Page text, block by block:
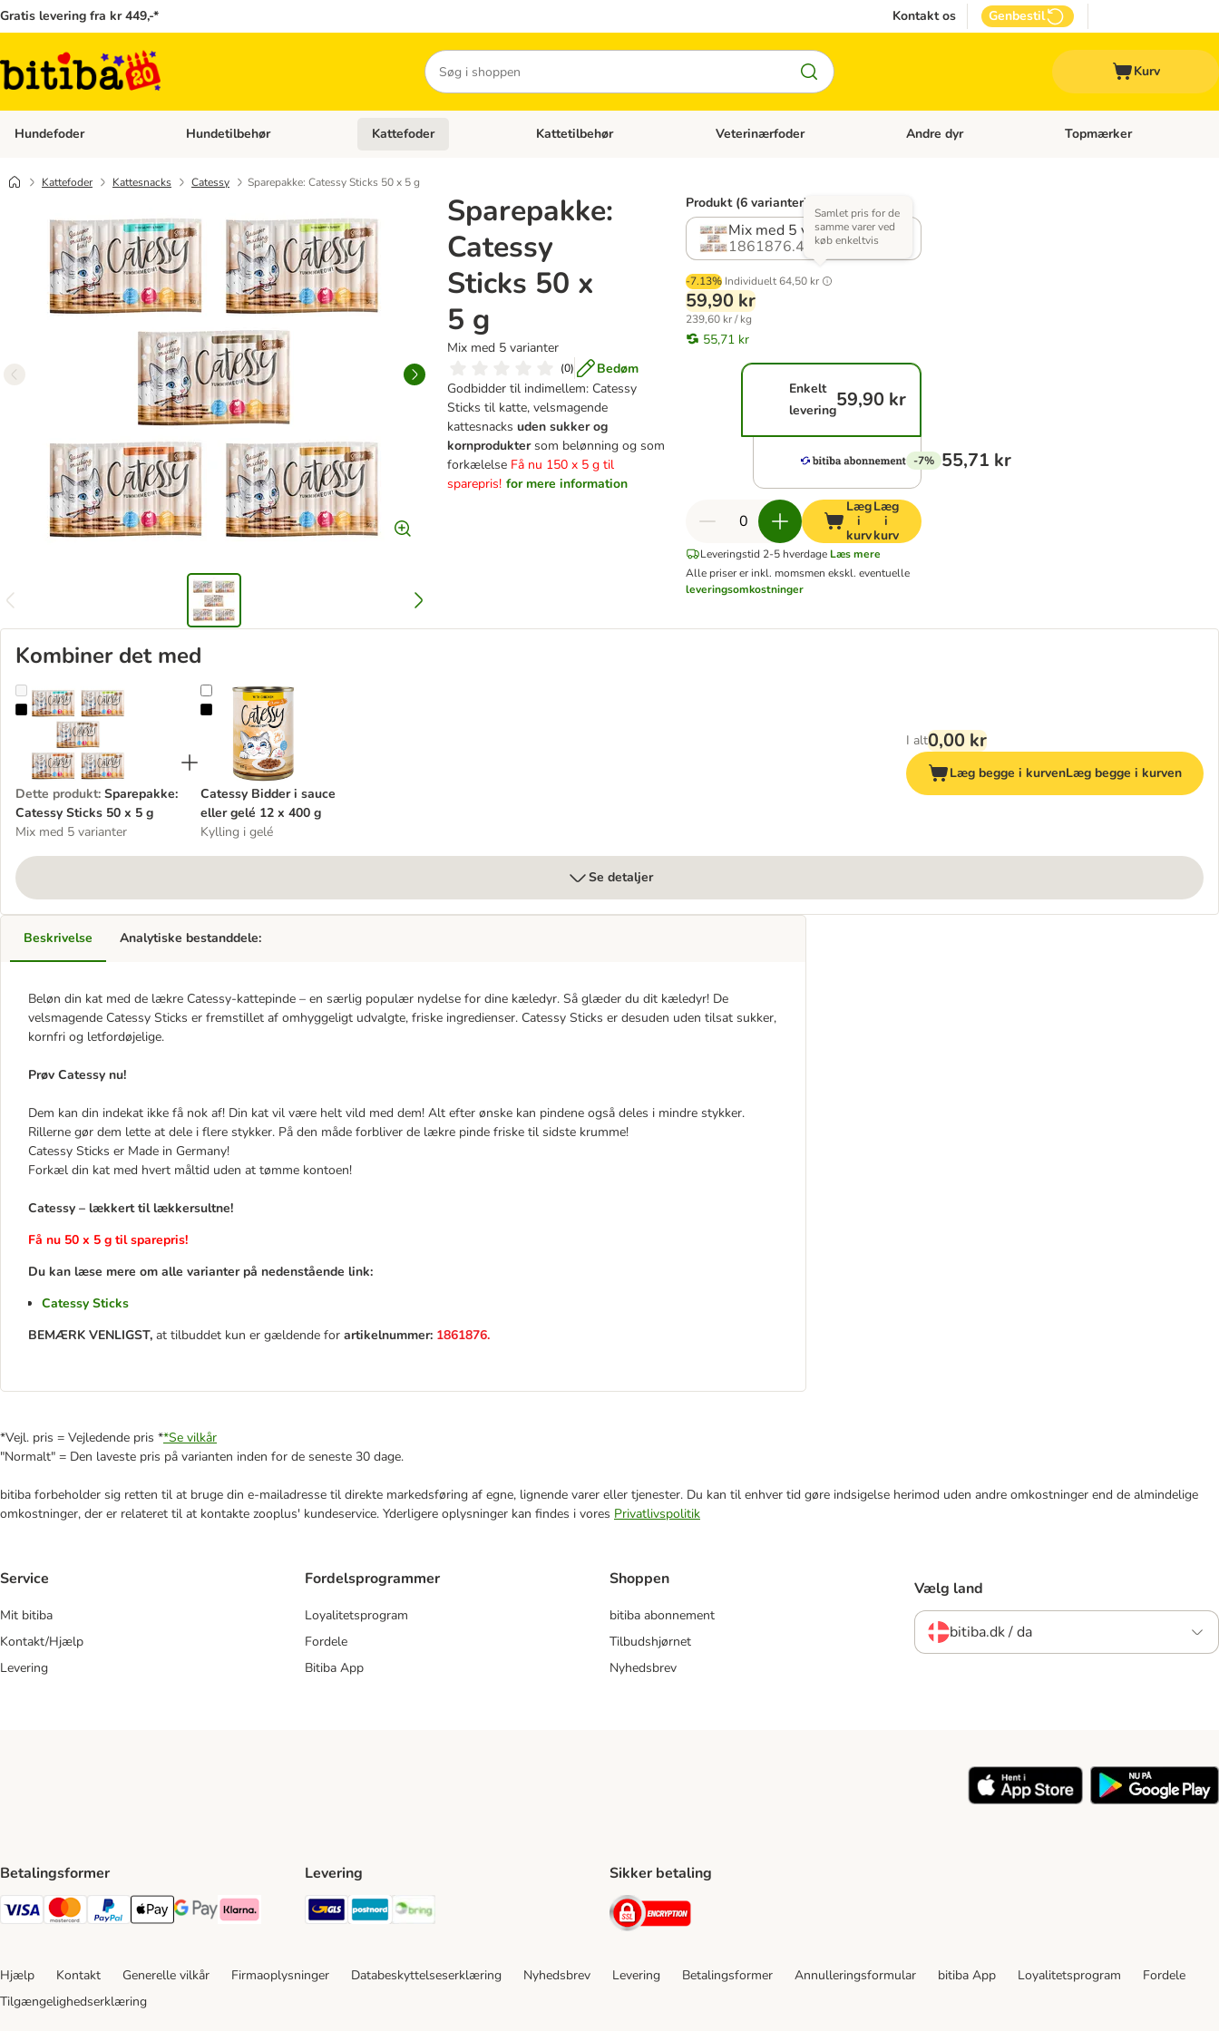
Gratis levering fra kr 449,-* Kontakt os Genbestil
Søg
Kurv
Hundefoder Åben kategori menu: Hundefoder
Hundetilbehør Åben kategori menu: Hundetilbehør
Kattefoder Åben kategori menu: Kattefoder
Kattetilbehør Åben kategori menu: Kattetilbehør
Veterinærfoder Åben kategori menu: Veterinærfoder
Andre dyr Åben kategori menu: Andre
Topmærker
Kattefoder Kattesnacks Catessy Sparepakke: Catessy Sticks 50 x 5 g
Sparepakke:
Catessy
Sticks 50 x
5 g
Mix med 5 varianter
(0)
Bedøm
Godbidder til indimellem: Catessy
Sticks til katte, velsmagende
kattesnacks uden sukker og
kornproduktersom belønning og som
forkælelse Få nu 150 x 5 g til
sparepris! for mere information
Produkt (6 varianter)
Mix med 5 varianter
1861876.4
-7.13% Individuelt 64,50 kr
Samlet pris for de
samme varer ved
køb enkeltvis
59,90 kr
239,60 kr / kg
55,71 kr
Enkelt
levering59,90 kr
-7% 55,71 kr
Læg
i
kurv
Læg
i
kurv
Leveringstid 2-5 hverdage Læs mere
Alle priser er inkl. momsmen ekskl. eventuelle
leveringsomkostninger
Kombiner det med
Sparepakke: Catessy Sticks 50 x 5 g
Dette produkt: Sparepakke:
Catessy Sticks 50 x 5 g
Mix med 5 varianter
Catessy Bidder i sauce eller gelé 12 x 400 g
Catessy Bidder i sauce
eller gelé 12 x 400 g
Kylling i gelé
I alt0,00 kr
Læg begge i kurvenLæg begge i kurven
Se detaljer
Beskrivelse
Beløn din kat med de lækre Catessy-kattepinde – en særlig populær nydelse for dine kæledyr. Så glæder du dit kæledyr! De
velsmagende Catessy Sticks er fremstillet af omhyggeligt udvalgte, friske ingredienser. Catessy Sticks er desuden uden tilsat sukker,
kornfri og letfordøjelige.
Prøv Catessy nu!
Dem kan din indekat ikke få nok af! Din kat vil være helt vild med dem! Alt efter ønske kan pindene også deles i mindre stykker.
Rillerne gør dem lette at dele i flere stykker. På den måde forbliver de lækre pinde friske til sidste krumme!
Catessy Sticks er Made in Germany!
Forkæl din kat med hvert måltid uden at tømme kontoen!
Catessy – lækkert til lækkersultne!
Få nu 50 x 5 g til sparepris!
Du kan læse mere om alle varianter på nedenstående link:
Catessy Sticks
BEMÆRK VENLIGST, at tilbuddet kun er gældende for artikelnummer: 1861876.
Analytiske bestanddele:
*Vejl. pris = Vejledende pris **Se vilkår
"Normalt" = Den laveste pris på varianten inden for de seneste 30 dage.
bitiba forbeholder sig retten til at bruge din e-mailadresse til direkte markedsføring af egne, lignende varer eller tjenester. Du kan til enhver tid gøre indsigelse herimod uden andre omkostninger end de almindelige
omkostninger, der er relateret til at kontakte zooplus' kundeservice. Yderligere oplysninger kan findes i vores Privatlivspolitik
Service
Mit bitiba
Kontakt/Hjælp
Levering
Fordelsprogrammer
Loyalitetsprogram
Fordele
Bitiba App
Shoppen
bitiba abonnement
Tilbudshjørnet
Nyhedsbrev
Vælg land
bitiba.dk / da
Betalingsformer
VISA Payment Method
Mastercard Payment Method
Paypal Payment Method
Apple Pay Payment Method
Google Pay Payment Method
Klarna Payment Method
Levering
GLS Shipping Method
Postnord Shipping Method
Sikker betaling
Security
Hjælp Kontakt Generelle vilkår Firmaoplysninger Databeskyttelseserklæring Nyhedsbrev Levering Betalingsformer Annulleringsformular bitiba App Loyalitetsprogram
Fordele
Tilgængelighedserklæring